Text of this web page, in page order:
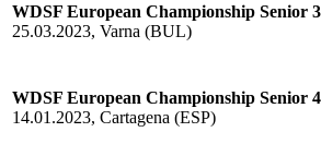
WDSF European Championship Senior
25.03.2023, Varna (BUL)
WDSF European Championship Senior
14.01.2023, Cartagena (ESP)